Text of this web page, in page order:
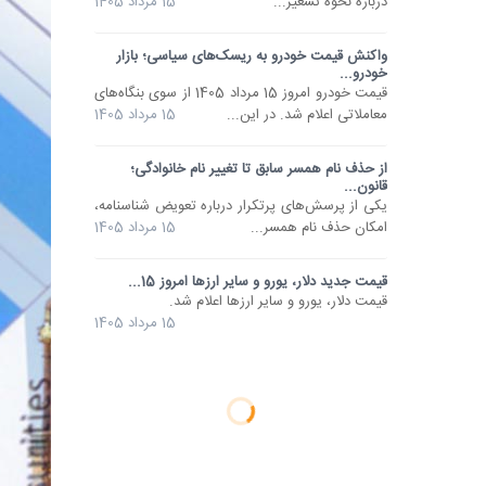
واکنش قیمت خودرو به ریسک‌های سیاسی؛ بازار
خودرو...
قیمت خودرو امروز 15 مرداد 1405 از سوی بنگاه‌های
معاملاتی اعلام شد. در این...
15 مرداد 1405
از حذف نام همسر سابق تا تغییر نام خانوادگی؛
قانون...
یکی از پرسش‌های پرتکرار درباره تعویض شناسنامه،
امکان حذف نام همسر...
15 مرداد 1405
قیمت جدید دلار، یورو و سایر ارزها امروز 15...
قیمت دلار، یورو و سایر ارزها اعلام شد.
15 مرداد 1405